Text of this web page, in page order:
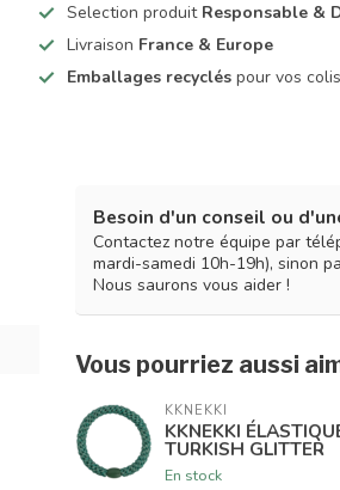
Selection produit Responsable &
Livraison France & Europe
Emballages recyclés pour vos colis
Besoin d'un conseil ou
Contactez notre équipe par
mardi-samedi 10h-19h), sinon
Nous saurons vous aider !
Vous pourriez aussi
KKNEKKI
KKNEKKI
TURKISH GLITTER
En stock